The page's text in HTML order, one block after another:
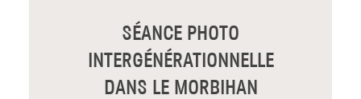
SÉANCE PHOTO
INTERGÉNÉRATIONNELLE
DANS LE MORBIHAN